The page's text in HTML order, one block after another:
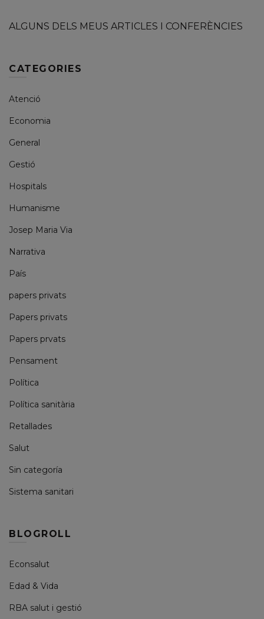
ALGUNS DELS MEUS ARTICLES I CONFERÈNCIES
CATEGORIES
Atenció
Economia
General
Gestió
Hospitals
Humanisme
Josep Maria Via
Narrativa
País
papers privats
Papers privats
Papers prvats
Pensament
Política
Política sanitària
Retallades
Salut
Sin categoría
Sistema sanitari
BLOGROLL
Econsalut
Edad & Vida
RBA salut i gestió